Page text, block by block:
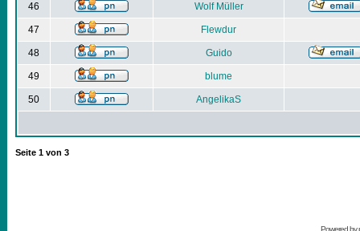
46 Wolf Müller
47 Flewdur
48 Guido
49 blume
50 AngelikaS
Seite 1 von 3
Powered by